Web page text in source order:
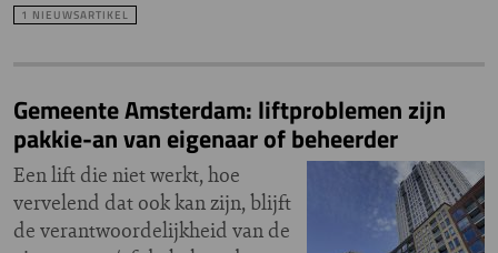
1 NIEUWSARTIKEL
Gemeente Amsterdam: liftproblemen zijn
pakkie-an van eigenaar of beheerder
Een lift die niet werkt, hoe
vervelend dat ook kan zijn, blijft
de verantwoordelijkheid van de